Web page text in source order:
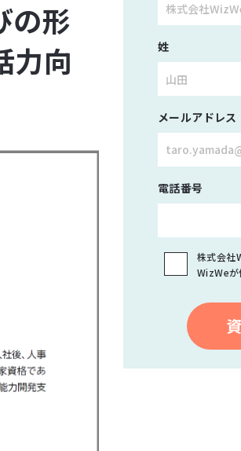
の形
力向
姓
メールアドレス
電話番号
株式会社
WizWeが